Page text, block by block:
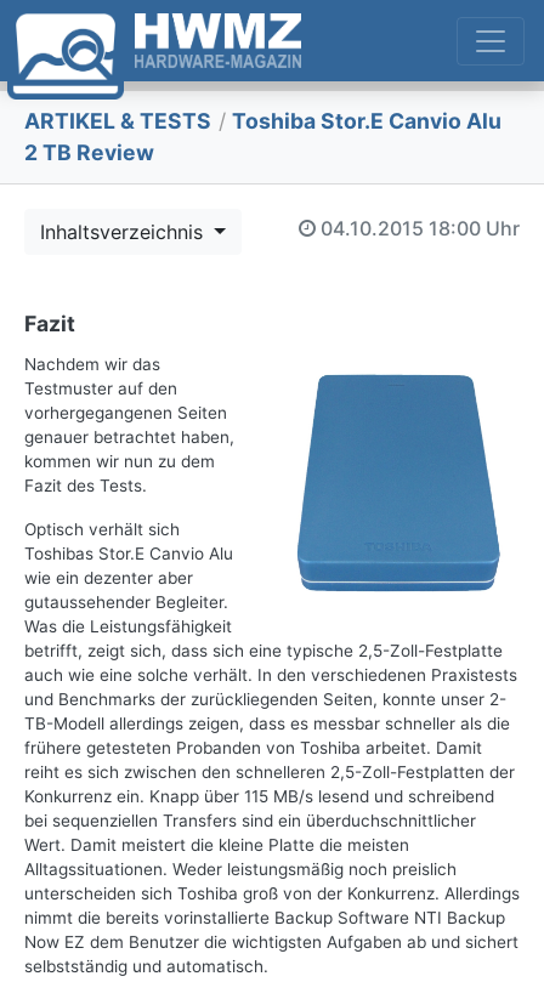
ARTIKEL & TESTS / Toshiba Stor.E Canvio Alu
2 TB Review
Inhaltsverzeichnis 04.10.2015 18:00 Uhr
Fazit
Nachdem wir das
Testmuster auf den
vorhergegangenen Seiten
genauer betrachtet haben,
kommen wir nun zu dem
Fazit des Tests.
Optisch verhält sich
Toshibas Stor.E Canvio Alu
wie ein dezenter aber
gutaussehender Begleiter.
Was die Leistungsfähigkeit
betrifft, zeigt sich, dass sich eine typische 2,5-Zoll-Festplatte
auch wie eine solche verhält. In den verschiedenen Praxistests
und Benchmarks der zurückliegenden Seiten, konnte unser 2-
TB-Modell allerdings zeigen, dass es messbar schneller als die
frühere getesteten Probanden von Toshiba arbeitet. Damit
reiht es sich zwischen den schnelleren 2,5-Zoll-Festplatten der
Konkurrenz ein. Knapp über 115 MB/s lesend und schreibend
bei sequenziellen Transfers sind ein überduchschnittlicher
Wert. Damit meistert die kleine Platte die meisten
Alltagssituationen. Weder leistungsmäßig noch preislich
unterscheiden sich Toshiba groß von der Konkurrenz. Allerdings
nimmt die bereits vorinstallierte Backup Software NTI Backup
Now EZ dem Benutzer die wichtigsten Aufgaben ab und sichert
selbstständig und automatisch.